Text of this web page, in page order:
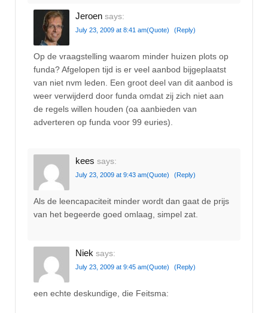
Jeroen says:
July 23, 2009 at 8:41 am(Quote) (Reply)
Op de vraagstelling waarom minder huizen plots op
funda? Afgelopen tijd is er veel aanbod bijgeplaatst
van niet nvm leden. Een groot deel van dit aanbod is
weer verwijderd door funda omdat zij zich niet aan
de regels willen houden (oa aanbieden van
adverteren op funda voor 99 euries).
kees says:
July 23, 2009 at 9:43 am(Quote) (Reply)
Als de leencapaciteit minder wordt dan gaat de prijs
van het begeerde goed omlaag, simpel zat.
Niek says:
July 23, 2009 at 9:45 am(Quote) (Reply)
een echte deskundige, die Feitsma: